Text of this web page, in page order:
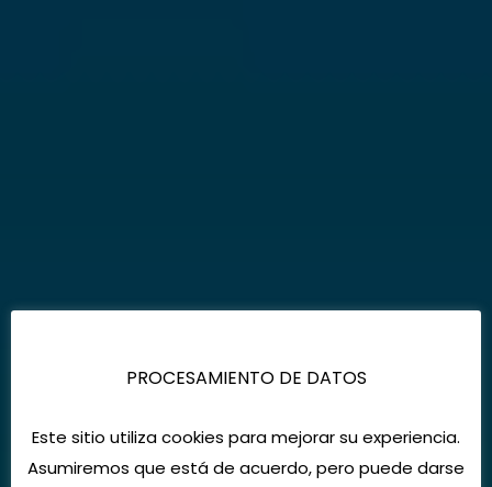
PROCESAMIENTO DE DATOS
Este sitio utiliza cookies para mejorar su experiencia.
Asumiremos que está de acuerdo, pero puede darse